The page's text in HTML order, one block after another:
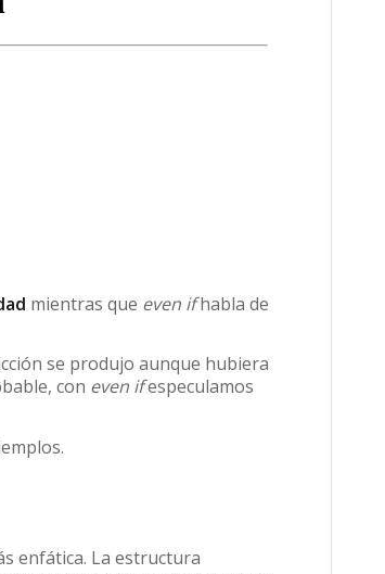
mientras que even ifhabla de
se produjo aunque hubiera
con even ifespeculamos
enfática. La estructura